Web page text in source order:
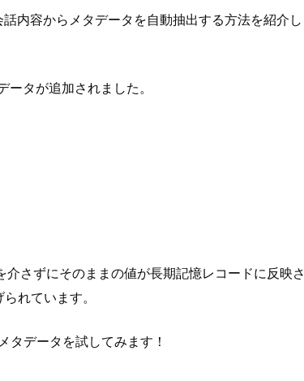
内容からメタデータを自動抽出する方法を紹介
タが追加されました。
さずにそのままの値が長期記憶レコードに反映
れています。
データを試してみます！